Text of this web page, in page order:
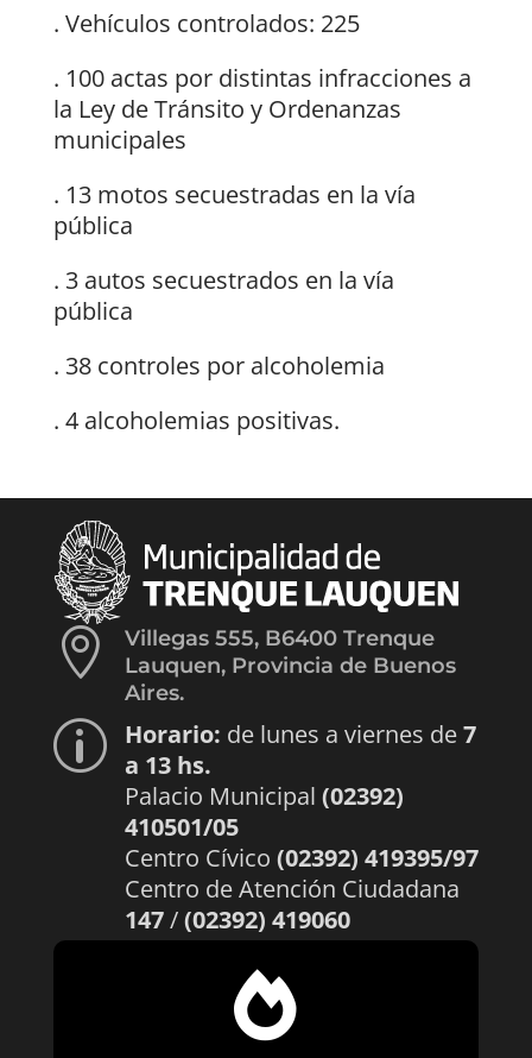
. Vehículos controlados: 225
. 100 actas por distintas infracciones a
la Ley de Tránsito y Ordenanzas
municipales
. 13 motos secuestradas en la vía
pública
. 3 autos secuestrados en la vía
pública
. 38 controles por alcoholemia
. 4 alcoholemias positivas.

Villegas 555, B6400 Trenque
Lauquen, Provincia de Buenos
Aires.
p Horario: de lunes a viernes de7
a 13 hs.
Palacio Municipal (02392)
410501/05
Centro Cívico (02392) 419395/97
Centro de Atención Ciudadana
147/(02392) 419060
